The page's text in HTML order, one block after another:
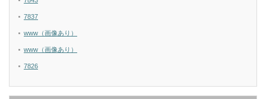
7837
www（画像あり）
www（画像あり）
7826